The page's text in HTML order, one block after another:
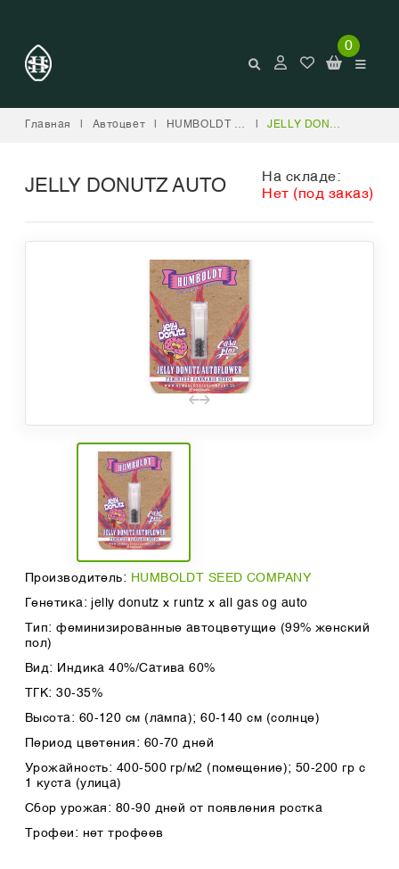
0
Главная Автоцвет HUMBOLDT SEED COMPANY JELLY DONUTZ AUTO
JELLY DONUTZ AUTO
На складе:
Нет (под заказ)
Производитель: HUMBOLDT SEED COMPANY
Генетика: jelly donutz x runtz x all gas og auto
Тип: феминизированные автоцветущие (99% женский
пол)
Вид: Индика 40%/Сатива 60%
ТГК: 30-35%
Высота: 60-120 см (лампа); 60-140 см (солнце)
Период цветения: 60-70 дней
Урожайность: 400-500 гр/м2 (помещение); 50-200 гр с
1 куста (улица)
Сбор урожая: 80-90 дней от появления ростка
Трофеи: нет трофеев